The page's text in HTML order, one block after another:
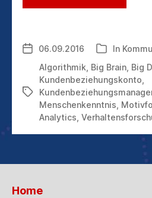
IN
Veröffentlichungsdatum
06.09.2016 Kategorien
In
Schlagwörter
Algorithmik Big Brain Big
Kundenbeziehungskonto
Menschenkenntnis
Analytics
Home